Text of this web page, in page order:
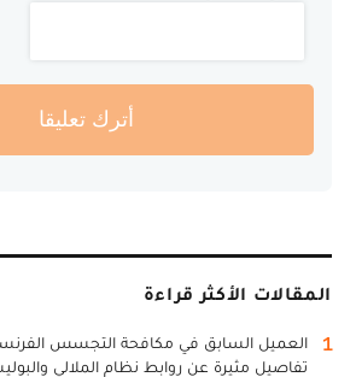
أترك تعليقا
المقالات الأكثر قراءة
1
العميل السابق في مكافحة التجسس
تفاصيل مثيرة عن روابط نظام الملالي